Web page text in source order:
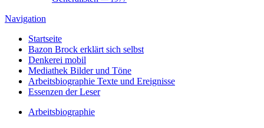
Navigation
Startseite
Bazon Brock erklärt sich selbst
Denkerei mobil
Mediathek Bilder und Töne
Arbeitsbiographie Texte und Ereignisse
Essenzen der Leser
Arbeitsbiographie